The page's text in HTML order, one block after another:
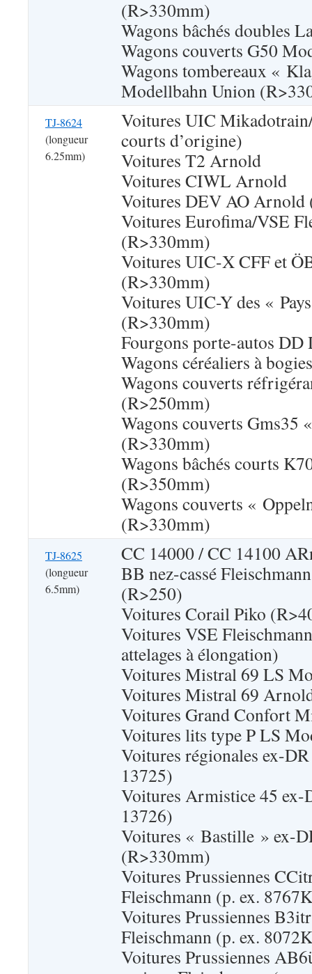
(R>330mm)
Wagons bâchés doubles
Wagons couverts G50
Wagons tombereaux «
Modellbahn Union
TJ-8624
(longueur
6.25mm)
Voitures UIC
courts d’origine)
Voitures T2 Arnold
Voitures CIWL Arnold
Voitures DEV AO
Voitures Eurofima/VSE
(R>330mm)
Voitures UIC-X CFF et
(R>330mm)
Voitures UIC-Y des «
(R>330mm)
Fourgons porte-autos
Wagons céréaliers à
Wagons couverts
(R>250mm)
Wagons couverts Gms35
(R>330mm)
Wagons bâchés courts
(R>350mm)
Wagons couverts «
(R>330mm)
TJ-8625
(longueur
6.5mm)
CC 14000 / CC 14100
BB nez-cassé
(R>250)
Voitures Corail Piko
Voitures VSE
attelages à élongation)
Voitures Mistral 69 LS
Voitures Mistral 69
Voitures Grand Confort
Voitures lits type P LS
Voitures régionales ex-
13725)
Voitures Armistice 45
13726)
Voitures « Bastille » ex-
(R>330mm)
Voitures Prussiennes
Fleischmann (p. ex.
Voitures Prussiennes
Fleischmann (p. ex.
Voitures Prussiennes